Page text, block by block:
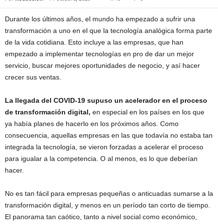
Durante los últimos años, el mundo ha empezado a sufrir una
transformación a uno en el que la tecnología analógica forma parte
de la vida cotidiana. Esto incluye a las empresas, que han
empezado a implementar tecnologías en pro de dar un mejor
servicio, buscar mejores oportunidades de negocio, y así hacer
crecer sus ventas.
La llegada del COVID-19 supuso un acelerador en el proceso
de transformación digital, en especial en los países en los que
ya había planes de hacerlo en los próximos años. Como
consecuencia, aquellas empresas en las que todavía no estaba tan
integrada la tecnología, se vieron forzadas a acelerar el proceso
para igualar a la competencia. O al menos, es lo que deberían
hacer.
No es tan fácil para empresas pequeñas o anticuadas sumarse a la
transformación digital, y menos en un período tan corto de tiempo.
El panorama tan caótico, tanto a nivel social como económico,